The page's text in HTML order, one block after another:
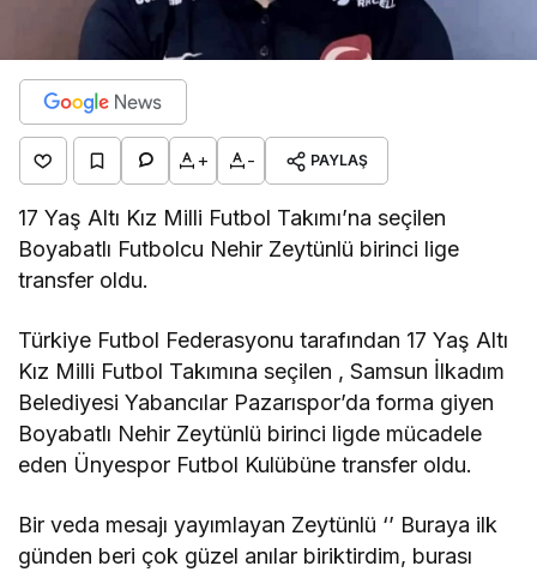
+ - PAYLAŞ
17 Yaş Altı Kız Milli Futbol Takımı’na seçilen
Boyabatlı Futbolcu Nehir Zeytünlü birinci lige
transfer oldu.
Türkiye Futbol Federasyonu tarafından 17 Yaş Altı
Kız Milli Futbol Takımına seçilen , Samsun İlkadım
Belediyesi Yabancılar Pazarıspor’da forma giyen
Boyabatlı Nehir Zeytünlü birinci ligde mücadele
eden Ünyespor Futbol Kulübüne transfer oldu.
Bir veda mesajı yayımlayan Zeytünlü ‘’ Buraya ilk
günden beri çok güzel anılar biriktirdim, burası